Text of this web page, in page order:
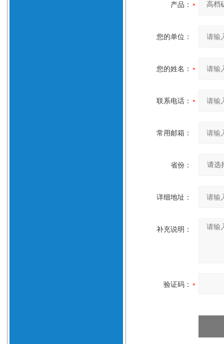
产品：
您的单位：
您的姓名：
联系电话：
常用邮箱：
省份：
详细地址：
补充说明：
验证码：